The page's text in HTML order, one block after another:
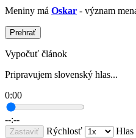
Meniny má Oskar - význam
Prehrať
Vypočuť článok
Pripravujem slovenský hlas...
0:00
--:--
Zastaviť Rýchlosť Hlas